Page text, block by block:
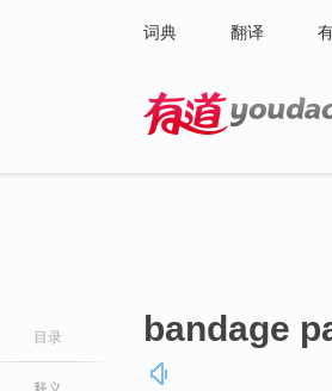
词典 翻译
目录 bandage